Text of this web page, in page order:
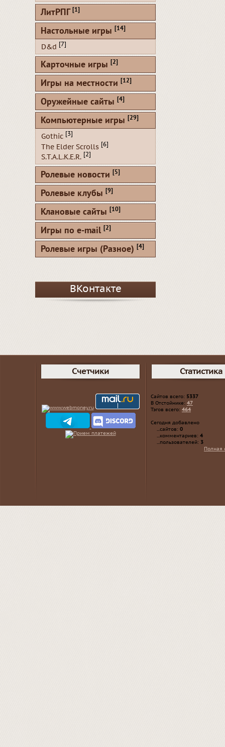
ЛитРПГ [1]
Настольные игры [14]
D&d [7]
Карточные игры [2]
Игры на местности [12]
Оружейные сайты [4]
Компьютерные игры [29]
Gothic [3]
The Elder Scrolls [6]
S.T.A.L.K.E.R. [2]
Ролевые новости [5]
Ролевые клубы [9]
Клановые сайты [10]
Игры по e-mail [2]
Ролевые игры (Разное) [4]
ВКонтакте
Счетчики Статистика
Сайтов всего: 5337
В Отстойнике: 47
Тэгов всего: 464
Сегодня добавлено
...сайтов: 0
...комментариев: 4
...пользователей: 3
Полная